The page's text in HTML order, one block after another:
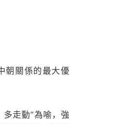
關係的最大優
走動”為喻，強